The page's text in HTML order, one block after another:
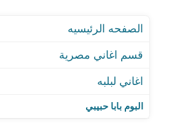
البوم بابا حبيبي